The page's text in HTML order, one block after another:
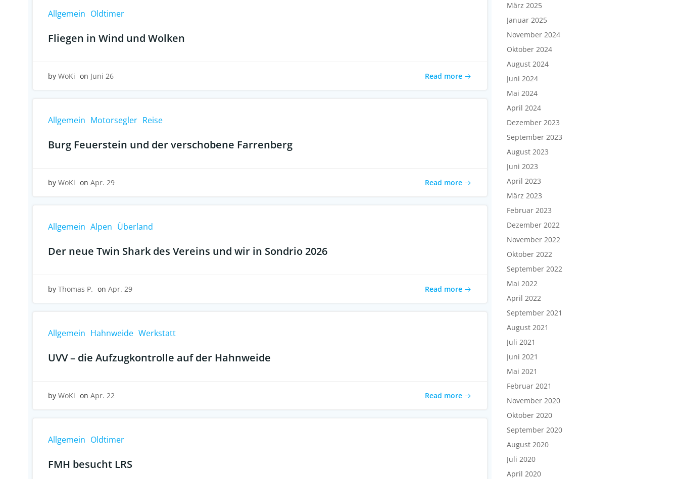
Allgemein Oldtimer
Fliegen in Wind und Wolken
by WoKi on Juni 26 Read more
Allgemein Motorsegler Reise
Burg Feuerstein und der verschobene Farrenberg
by WoKi on Apr. 29 Read more
Allgemein Alpen Überland
Der neue Twin Shark des Vereins und wir in Sondrio 2026
by Thomas P. on Apr. 29 Read more
Allgemein Hahnweide Werkstatt
UVV – die Aufzugkontrolle auf der Hahnweide
by WoKi on Apr. 22 Read more
Allgemein Oldtimer
FMH besucht LRS
März 2025
Januar 2025
November 2024
Oktober 2024
August 2024
Juni 2024
Mai 2024
April 2024
Dezember 2023
September 2023
August 2023
Juni 2023
April 2023
März 2023
Februar 2023
Dezember 2022
November 2022
Oktober 2022
September 2022
Mai 2022
April 2022
September 2021
August 2021
Juli 2021
Juni 2021
Mai 2021
Februar 2021
November 2020
Oktober 2020
September 2020
August 2020
Juli 2020
April 2020